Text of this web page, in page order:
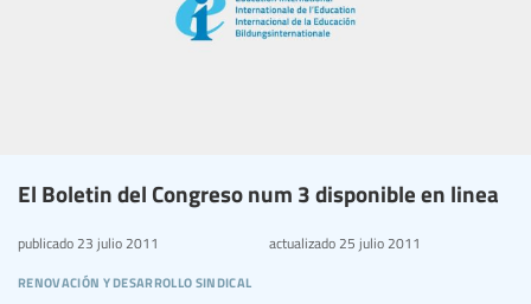
El Boletin del Congreso num 3 disponible en linea
renovación y desarrollo sindical
publicado 23 julio 2011 actualizado25 julio 2011